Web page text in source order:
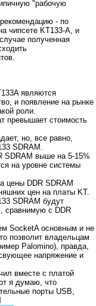
"рабочую
- по
чипсете KT133-A, и
полученная
являются
и появление на рынке
роли.
превышает стоимость
но, все равно,
SDRAM.
SDRAM выше на 5-15%
на уровне системы
цены DDR SDRAM
цен на платы KT.
SDRAM будут
сравнимую с DDR
SocketA основным и не
позволит владельцам
Palomino), правда,
напряжение и
вместе с платой
я думаю, что
порты USB,